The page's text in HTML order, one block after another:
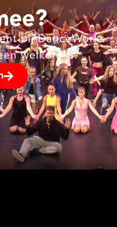
bij DanceWorks
welkom is.